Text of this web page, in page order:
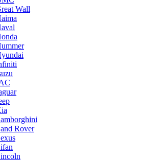
Wall
Rover